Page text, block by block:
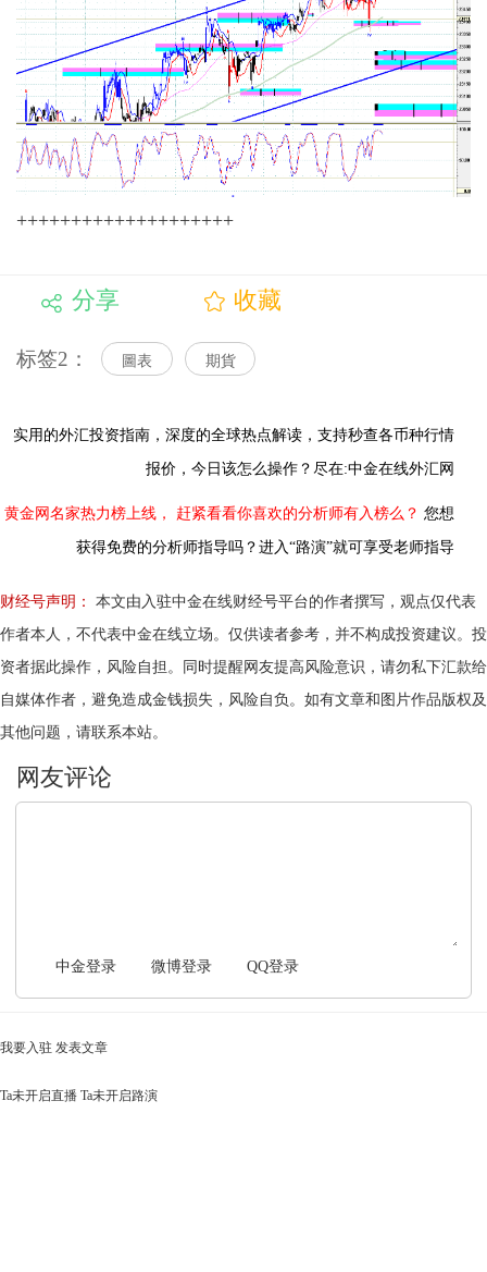
++++++++++++++++++++
分享 收藏
标签2： 圖表 期貨
实用的外汇投资指南， 深度的全球热点解读， 支持秒查各币种行情
报价，今日该怎么操作？尽在:中金在线外汇网
黄金网名家热力榜上线， 赶紧看看你喜欢的分析师有入榜么？ 您想
获得免费的分析师指导吗？进入“路演”就可享受老师指导
财经号声明：
本文由入驻中金在线财经号平台的作者撰写，观点仅代表
作者本人，不代表中金在线立场。仅供读者参考，并不构成投资建议。投
资者据此操作，风险自担。同时提醒网友提高风险意识，请勿私下汇款给
自媒体作者，避免造成金钱损失，风险自负。如有文章和图片作品版权及
其他问题，请联系本站。
中金登录 微博登录 QQ登录
我要入驻 发表文章
Ta未开启直播 Ta未开启路演